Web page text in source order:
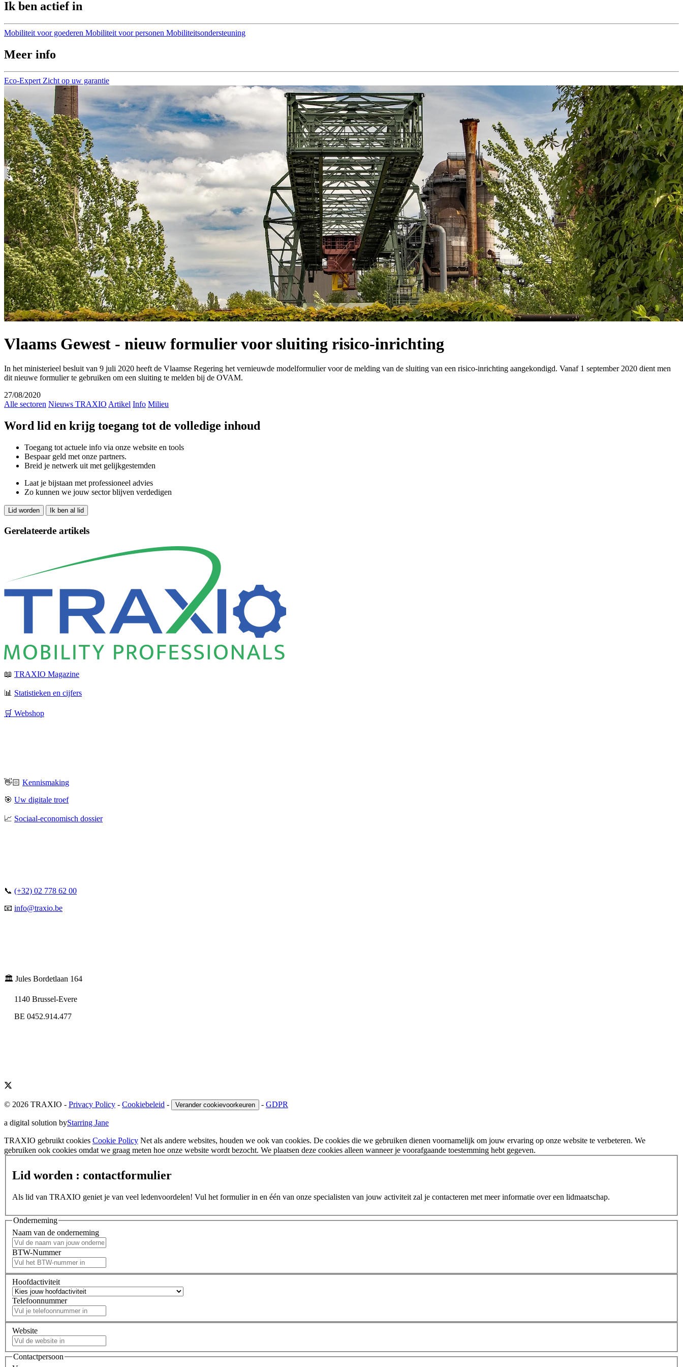
Ik ben actief in
Mobiliteit voor goederen Mobiliteit voor personen Mobiliteitsondersteuning
Meer info
Eco-Expert Zicht op uw garantie
Vlaams Gewest - nieuw formulier voor sluiting risico-inrichting
In het ministerieel besluit van 9 juli 2020 heeft de Vlaamse Regering het vernieuwde modelformulier voor de melding van de sluiting van een risico-inrichting aangekondigd. Vanaf 1 september 2020 dient men
dit nieuwe formulier te gebruiken om een sluiting te melden bij de OVAM.
27/08/2020
Alle sectoren Nieuws TRAXIO Artikel Info Milieu
Word lid en krijg toegang tot de volledige inhoud
Toegang tot actuele info via onze website en tools
Bespaar geld met onze partners.
Breid je netwerk uit met gelijkgestemden
Laat je bijstaan met professioneel advies
Zo kunnen we jouw sector blijven verdedigen
Lid worden Ik ben al lid
Gerelateerde artikels
📖 TRAXIO Magazine
📊 Statistieken en cijfers
🛒 Webshop
👋🏻 Kennismaking
🎯 Uw digitale troef
📈 Sociaal-economisch dossier
📞 (+32) 02 778 62 00
📧 info@traxio.be
🏛️ Jules Bordetlaan 164
1140 Brussel-Evere
BE 0452.914.477
© 2026 TRAXIO - Privacy Policy - Cookiebeleid - Verander cookievoorkeuren - GDPR
a digital solution byStarring Jane
TRAXIO gebruikt cookies Cookie Policy Net als andere websites, houden we ook van cookies. De cookies die we gebruiken dienen voornamelijk om jouw ervaring op onze website te verbeteren. We
gebruiken ook cookies omdat we graag meten hoe onze website wordt bezocht. We plaatsen deze cookies alleen wanneer je voorafgaande toestemming hebt gegeven.
Lid worden : contactformulier
Als lid van TRAXIO geniet je van veel ledenvoordelen! Vul het formulier in en één van onze specialisten van jouw activiteit zal je contacteren met meer informatie over een lidmaatschap.
Onderneming
Naam van de onderneming
BTW-Nummer
Hoofdactiviteit
Telefoonnummer
Website
Contactpersoon